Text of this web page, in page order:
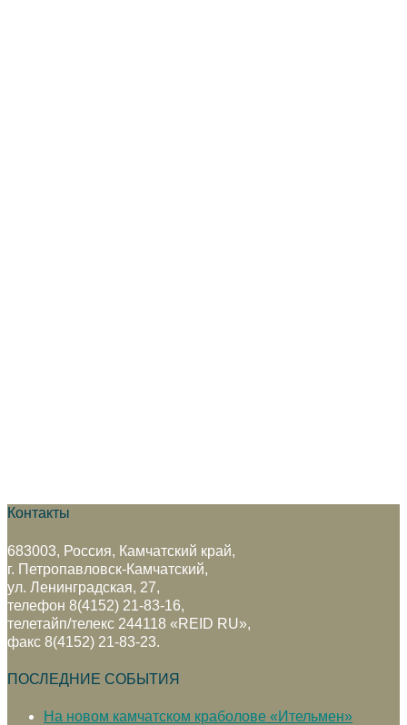
Контакты
683003, Россия, Камчатский край,
г. Петропавловск-Камчатский,
ул. Ленинградская, 27,
телефон 8(4152) 21-83-16,
телетайп/телекс 244118 «REID RU»,
факс 8(4152) 21-83-23.
ПОСЛЕДНИЕ СОБЫТИЯ
На новом камчатском краболове «Ительмен»